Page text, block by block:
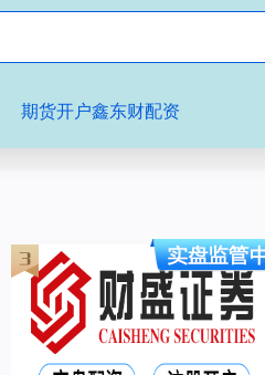
期货开户鑫东财配资